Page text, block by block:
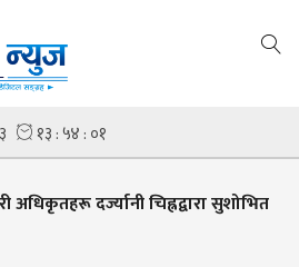
अधिकृतहरू दर्ज्यानी चिह्नद्वारा सुशोभित